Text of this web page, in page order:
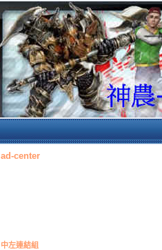
ad-center
中左連結組